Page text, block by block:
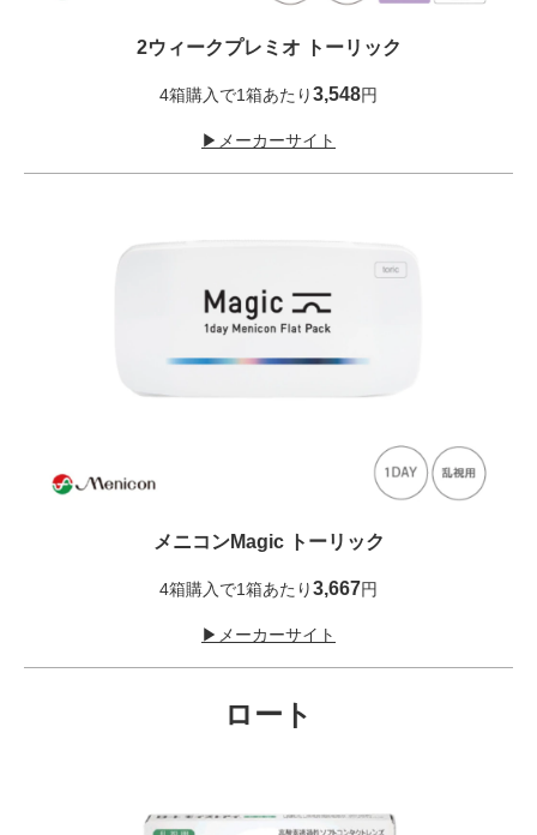
2ウィークプレミオ トーリック
4箱購入で1箱あたり3,548円
▶メーカーサイト
メニコンMagic トーリック
4箱購入で1箱あたり3,667円
▶メーカーサイト
ロート